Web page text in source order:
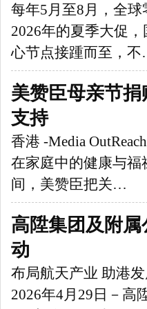
每年5月至8月，全
2026年的夏季大促
心节点接踵而至，
美赞臣母亲节
支持
香港 -Media
在家庭中的健康与
间，美赞臣把关…
高陞集团及附
动
布局航天产业 助港发
2026年4月29日－高